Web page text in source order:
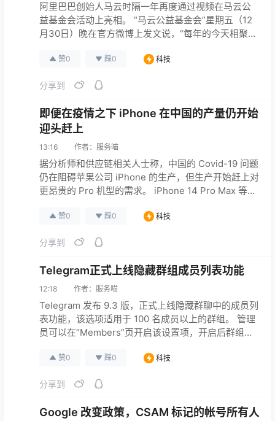
阿里巴巴创始人马云时隔一年再度通过视频在马云公
益基金会活动上亮相。 “马云公益基金会”星期五（12
月30日）晚在官方微博上发文说，“每年的今天相聚，
了，致敬每一位乡村老师，你们的智慧、乐观、阳光
原文连接
赞0 踩0 科技
分享到
即便在疫情之下 iPhone 在中国的产量仍开始
迎头赶上
13:16 作者： 服务喵
据分析师和供应链相关人士称，中国的 Covid-19 问题
仍在阻碍苹果公司 iPhone 的生产，但生产开始赶上对
更昂贵的 Pro 机型的需求。 iPhone 14 Pro Max 等机
整体增长放缓之际增加收入战略不可或缺的一部分。
由富士康科技集团在中国中部城市郑州运营的 iPh…
赞0 踩0 科技
分享到
Telegram正式上线隐藏群组成员列表功能
12:18 作者： 服务喵
Telegram 发布 9.3 版，正式上线隐藏群聊中的成员列
表功能，该选项适用于 100 名成员以上的群组。 管理
员可以在“Members”页开启该设置项，开启后群组成
普通成员无法通过@来选择某个用户，隐藏功能对旧
同群组。 —— Telegram Blog
赞0 踩0 科技
分享到
Google 改变政策，CSAM 标记的帐号所有人